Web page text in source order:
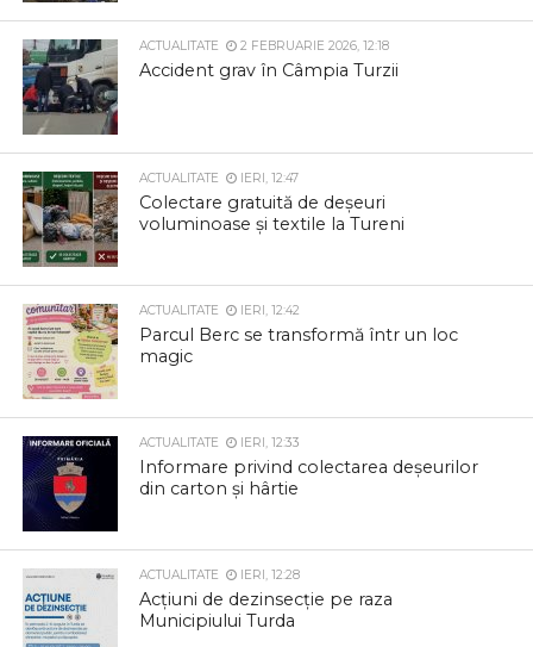
ACTUALITATE 2 FEBRUARIE 2026, 12:18
Accident grav în Câmpia Turzii
ACTUALITATE IERI, 12:47
Colectare gratuită de deșeuri
voluminoase și textile la Tureni
ACTUALITATE IERI, 12:42
Parcul Berc se transformă într un loc
magic
ACTUALITATE IERI, 12:33
Informare privind colectarea deșeurilor
din carton și hârtie
ACTUALITATE IERI, 12:28
Acțiuni de dezinsecție pe raza
Municipiului Turda